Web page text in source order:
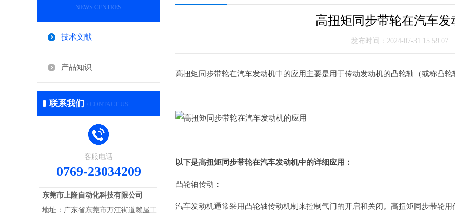
NEWS CENTRES
技术文献
产品知识
联系我们 / CONTACT US
客服电话
0769-23034209
东莞市上隆自动化科技有限公司
地址：广东省东莞市万江街道赖屋工
高扭矩同步带轮在汽车发
发布时间：2024-07-31 15:59:07
高扭矩同步带轮在汽车发动机中的应用主要是用于传动发动机的凸轮轴（或称凸
以下是高扭矩同步带轮在汽车发动机中的详细应用：
凸轮轴传动：
汽车发动机通常采用凸轮轴传动机制来控制气门的开启和关闭。高扭矩同步带轮